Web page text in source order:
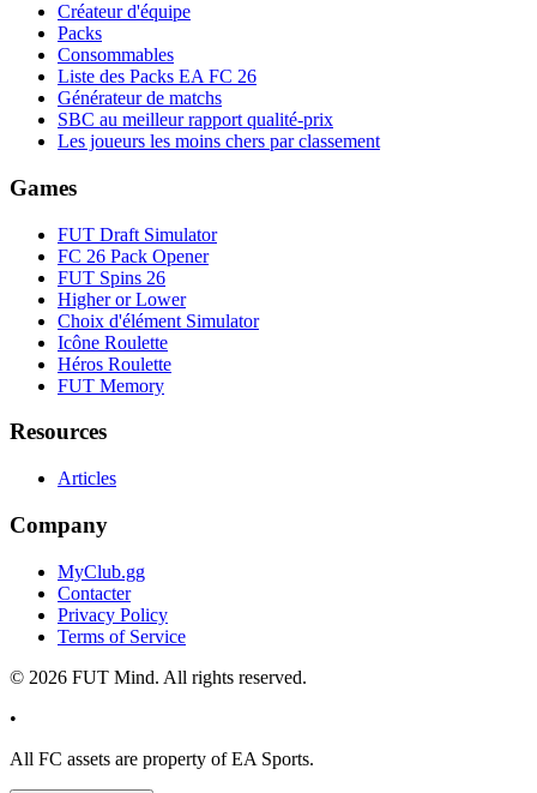
Créateur d'équipe
Packs
Consommables
Liste des Packs EA FC 26
Générateur de matchs
SBC au meilleur rapport qualité-prix
Les joueurs les moins chers par classement
Games
FUT Draft Simulator
FC 26 Pack Opener
FUT Spins 26
Higher or Lower
Choix d'élément Simulator
Icône Roulette
Héros Roulette
FUT Memory
Resources
Articles
Company
MyClub.gg
Contacter
Privacy Policy
Terms of Service
© 2026 FUT Mind. All rights reserved.
•
All FC assets are property of EA Sports.